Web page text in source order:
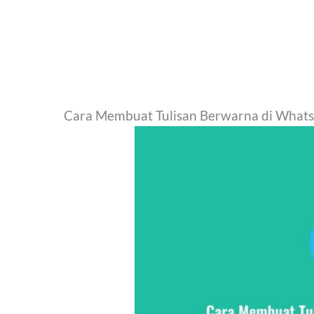
Cara Membuat Tulisan Berwarna di